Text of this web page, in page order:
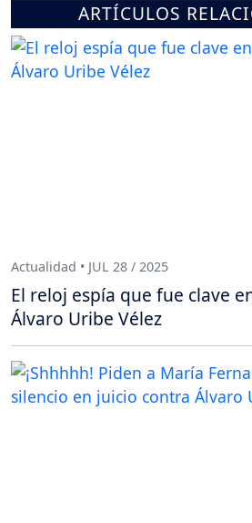
ARTÍCULOS
Actualidad • JUL 28 / 2025
El reloj espía que fue clave
Álvaro Uribe Vélez